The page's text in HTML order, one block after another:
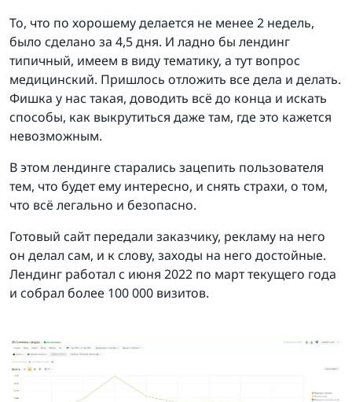
То, что по хорошему делается не менее 2 недель,
было сделано за 4,5 дня. И ладно бы лендинг
типичный, имеем в виду тематику, а тут вопрос
медицинский. Пришлось отложить все дела и делать.
Фишка у нас такая, доводить всё до конца и искать
способы, как выкрутиться даже там, где это кажется
невозможным.
В этом лендинге старались зацепить пользователя
тем, что будет ему интересно, и снять страхи, о том,
что всё легально и безопасно.
Готовый сайт передали заказчику, рекламу на него
он делал сам, и к слову, заходы на него достойные.
Лендинг работал с июня 2022 по март текущего года
и собрал более 100 000 визитов.